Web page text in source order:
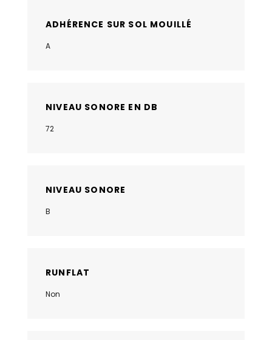
ADHÉRENCE SUR SOL MOUILLÉ
A
NIVEAU SONORE EN DB
72
NIVEAU SONORE
B
RUNFLAT
Non